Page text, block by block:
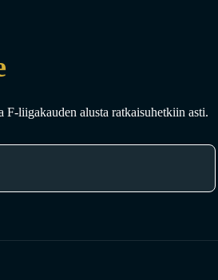
F-liigakauden alusta ratkaisuhetkiin asti.